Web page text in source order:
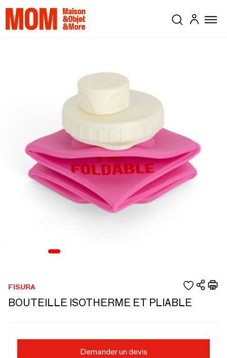
FISURA
BOUTEILLE ISOTHERME ET PLIABLE
Demander un devis